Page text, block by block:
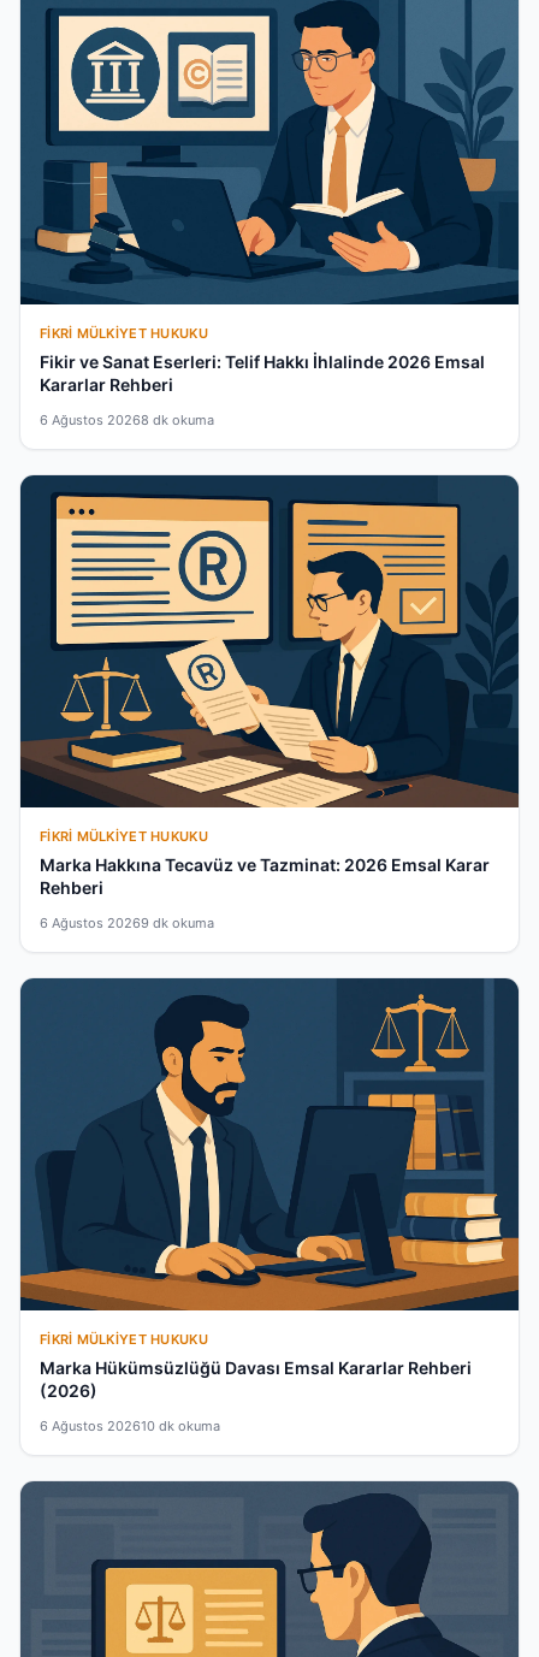
FIKRI MÜLKIYET HUKUKU
Fikir ve Sanat Eserleri: Telif Hakkı İhlalinde 2026 Emsal
Kararlar Rehberi
6 Ağustos 20268 dk okuma
FIKRI MÜLKIYET HUKUKU
Marka Hakkına Tecavüz ve Tazminat: 2026 Emsal Karar
Rehberi
6 Ağustos 20269 dk okuma
FIKRI MÜLKIYET HUKUKU
Marka Hükümsüzlüğü Davası Emsal Kararlar Rehberi
(2026)
6 Ağustos 202610 dk okuma